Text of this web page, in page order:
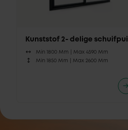
Kunststof 2- delige schuifpui
Min 1800 Mm | Max 4590 Mm
Min 1850 Mm | Max 2600 Mm